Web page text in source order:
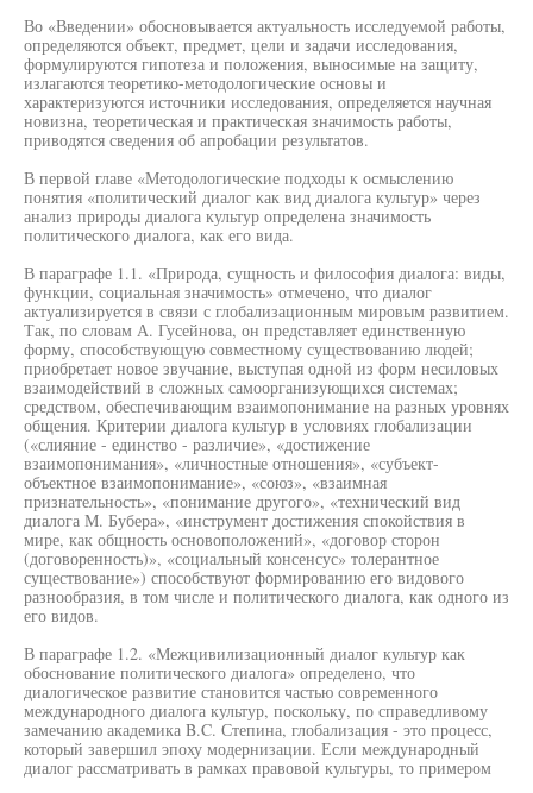
Во «Введении» обосновывается актуальность исследуемой работы,
определяются объект, предмет, цели и задачи исследования,
формулируются гипотеза и положения, выносимые на защиту,
излагаются теоретико-методологические основы и
характеризуются источники исследования, определяется научная
новизна, теоретическая и практическая значимость работы,
приводятся сведения об апробации результатов.
В первой главе «Методологические подходы к осмыслению
понятия «политический диалог как вид диалога культур» через
анализ природы диалога культур определена значимость
политического диалога, как его вида.
В параграфе 1.1. «Природа, сущность и философия диалога: виды,
функции, социальная значимость» отмечено, что диалог
актуализируется в связи с глобализационным мировым развитием.
Так, по словам А. Гусейнова, он представляет единственную
форму, способствующую совместному существованию людей;
приобретает новое звучание, выступая одной из форм несиловых
взаимодействий в сложных самоорганизующихся системах;
средством, обеспечивающим взаимопонимание на разных уровнях
общения. Критерии диалога культур в условиях глобализации
(«слияние - единство - различие», «достижение
взаимопонимания», «личностные отношения», «субъект-
объектное взаимопонимание», «союз», «взаимная
признательность», «понимание другого», «технический вид
диалога М. Бубера», «инструмент достижения спокойствия в
мире, как общность основоположений», «договор сторон
(договоренность)», «социальный консенсус» толерантное
существование») способствуют формированию его видового
разнообразия, в том числе и политического диалога, как одного из
его видов.
В параграфе 1.2. «Межцивилизационный диалог культур как
обоснование политического диалога» определено, что
диалогическое развитие становится частью современного
международного диалога культур, поскольку, по справедливому
замечанию академика B.C. Степина, глобализация - это процесс,
который завершил эпоху модернизации. Если международный
диалог рассматривать в рамках правовой культуры, то примером